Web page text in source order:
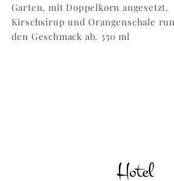
Garten, mit Doppelkorn angesetzt.
Kirschsirup und Orangenschale
den Geschmack ab. 350 ml